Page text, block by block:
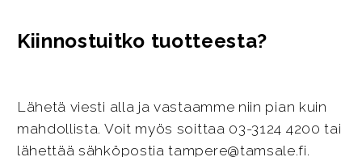
Kiinnostuitko tuotteesta?
Lähetä viesti alla ja vastaamme niin pian kuin
mahdollista. Voit myös soittaa 03-3124 4200 tai
lähettää sähköpostia tampere@tamsale.fi.